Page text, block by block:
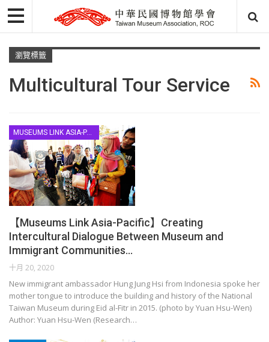
瀏覽標籤
Multicultural Tour Service
MUSEUMS LINK ASIA-PACIFIC
【Museums Link Asia-Pacific】Creating
Intercultural Dialogue Between Museum and
Immigrant Communities…
十月 20, 2020
New immigrant ambassador Hung Jung Hsi from Indonesia spoke her
mother tongue to introduce the building and history of the National
Taiwan Museum during Eid al-Fitr in 2015. (photo by Yuan Hsu-Wen)
Author: Yuan Hsu-Wen (Research…